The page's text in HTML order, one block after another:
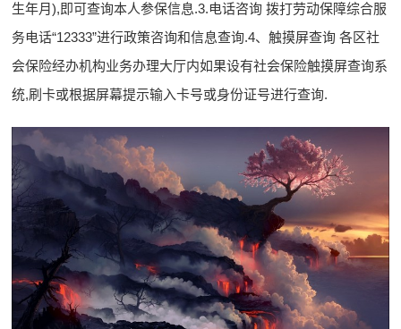
生年月),即可查询本人参保信息.3.电话咨询 拨打劳动保障综合服
务电话“12333”进行政策咨询和信息查询.4、触摸屏查询 各区社
会保险经办机构业务办理大厅内如果设有社会保险触摸屏查询系
统,刷卡或根据屏幕提示输入卡号或身份证号进行查询.